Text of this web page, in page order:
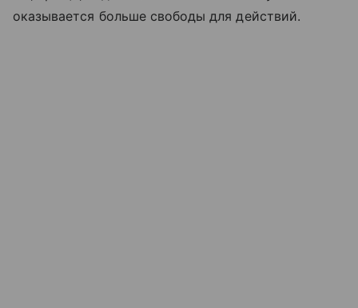
оказывается больше свободы для действий.